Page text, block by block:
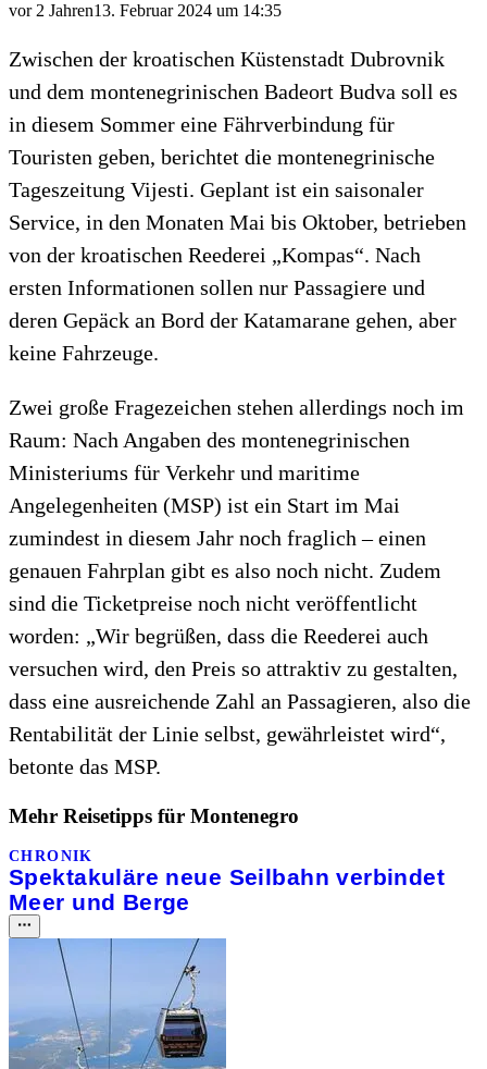
vor 2 Jahren13. Februar 2024 um 14:35
Zwischen der kroatischen Küstenstadt Dubrovnik
und dem montenegrinischen Badeort Budva soll es
in diesem Sommer eine Fährverbindung für
Touristen geben, berichtet die montenegrinische
Tageszeitung Vijesti. Geplant ist ein saisonaler
Service, in den Monaten Mai bis Oktober, betrieben
von der kroatischen Reederei „Kompas“. Nach
ersten Informationen sollen nur Passagiere und
deren Gepäck an Bord der Katamarane gehen, aber
keine Fahrzeuge.
Zwei große Fragezeichen stehen allerdings noch im
Raum: Nach Angaben des montenegrinischen
Ministeriums für Verkehr und maritime
Angelegenheiten (MSP) ist ein Start im Mai
zumindest in diesem Jahr noch fraglich – einen
genauen Fahrplan gibt es also noch nicht. Zudem
sind die Ticketpreise noch nicht veröffentlicht
worden: „Wir begrüßen, dass die Reederei auch
versuchen wird, den Preis so attraktiv zu gestalten,
dass eine ausreichende Zahl an Passagieren, also die
Rentabilität der Linie selbst, gewährleistet wird“,
betonte das MSP.
Mehr Reisetipps für Montenegro
CHRONIK
Spektakuläre neue Seilbahn verbindet
Meer und Berge